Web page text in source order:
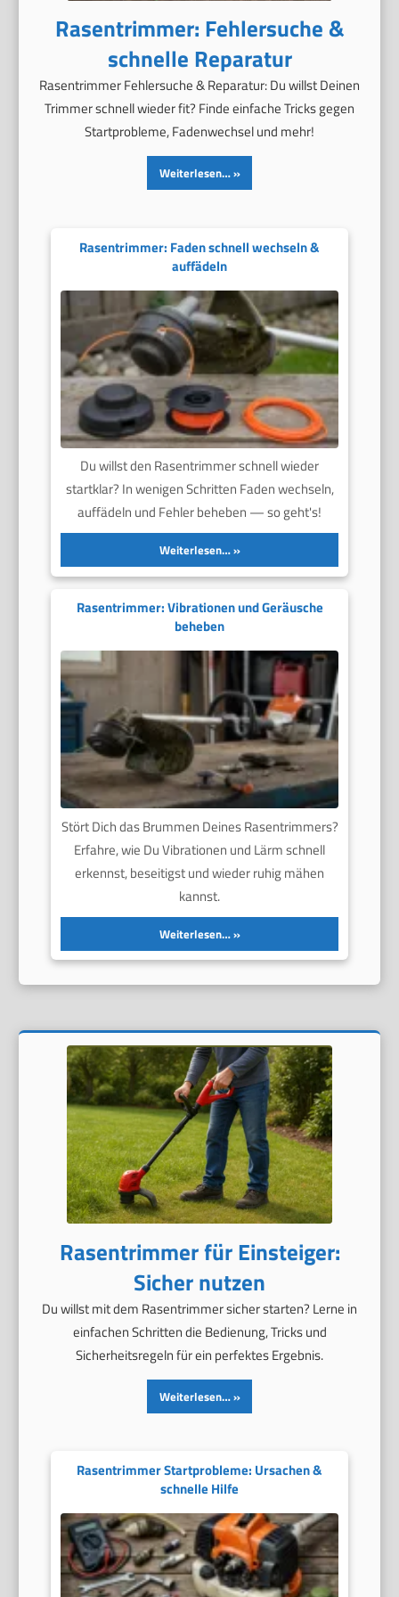
Rasentrimmer: Fehlersuche &
schnelle Reparatur
Rasentrimmer Fehlersuche & Reparatur: Du willst Deinen
Trimmer schnell wieder fit? Finde einfache Tricks gegen
Startprobleme, Fadenwechsel und mehr!
Weiterlesen…
Rasentrimmer: Faden schnell wechseln &
auffädeln
Du willst den Rasentrimmer schnell wieder
startklar? In wenigen Schritten Faden wechseln,
auffädeln und Fehler beheben — so geht's!
Weiterlesen…
Rasentrimmer: Vibrationen und Geräusche
beheben
Stört Dich das Brummen Deines Rasentrimmers?
Erfahre, wie Du Vibrationen und Lärm schnell
erkennst, beseitigst und wieder ruhig mähen
kannst.
Weiterlesen…
Rasentrimmer für Einsteiger:
Sicher nutzen
Du willst mit dem Rasentrimmer sicher starten? Lerne in
einfachen Schritten die Bedienung, Tricks und
Sicherheitsregeln für ein perfektes Ergebnis.
Weiterlesen…
Rasentrimmer Startprobleme: Ursachen &
schnelle Hilfe